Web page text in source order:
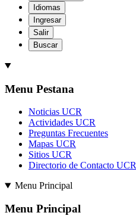
Idiomas
Ingresar
Salir
Buscar
Menu Pestana
Noticias UCR
Actividades UCR
Preguntas Frecuentes
Mapas UCR
Sitios UCR
Directorio de Contacto UCR
Menu Principal
Menu Principal